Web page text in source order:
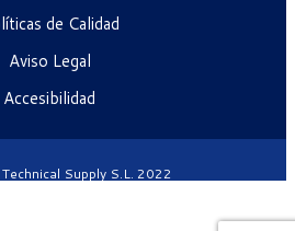
de Calidad
Aviso Legal
Accesibilidad
Supply S.L. 2022